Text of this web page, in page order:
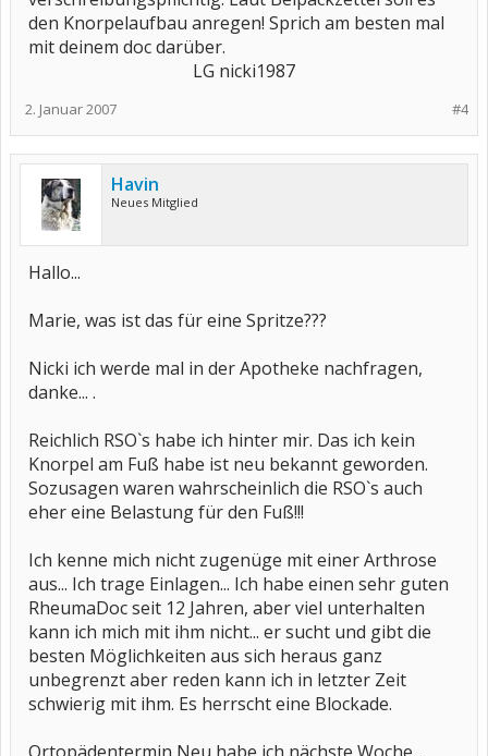
den Knorpelaufbau anregen! Sprich am besten mal
mit deinem doc darüber.​
LG nicki1987​
#4
2. Januar 2007
Havin
Neues Mitglied
Hallo...
Marie, was ist das für eine Spritze???
Nicki ich werde mal in der Apotheke nachfragen,
danke... .
Reichlich RSO`s habe ich hinter mir. Das ich kein
Knorpel am Fuß habe ist neu bekannt geworden.
Sozusagen waren wahrscheinlich die RSO`s auch
eher eine Belastung für den Fuß!!!
Ich kenne mich nicht zugenüge mit einer Arthrose
aus... Ich trage Einlagen... Ich habe einen sehr guten
RheumaDoc seit 12 Jahren, aber viel unterhalten
kann ich mich mit ihm nicht... er sucht und gibt die
besten Möglichkeiten aus sich heraus ganz
unbegrenzt aber reden kann ich in letzter Zeit
schwierig mit ihm. Es herrscht eine Blockade.